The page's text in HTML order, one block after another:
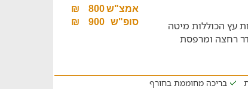
עץ הכוללות מיטה
רחצה ומרפסת
אמצ"ש800
₪
סופ"ש
900
₪
בריכה מחוממת בחורף